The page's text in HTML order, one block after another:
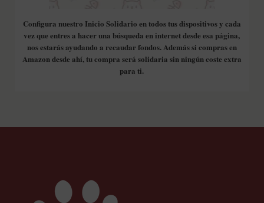
Configura nuestro Inicio Solidario en todos tus dispositivos y cada
vez que entres a hacer una búsqueda en internet desde esa página,
nos estarás ayudando a recaudar fondos. Además si compras en
Amazon desde ahí, tu compra será solidaria sin ningún coste extra
para ti.